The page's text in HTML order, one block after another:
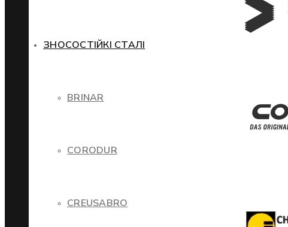
ЗНОСОСТІЙКІ СТАЛІ
BRINAR
CORODUR
CREUSABRO